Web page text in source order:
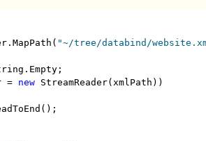
"~/tree/databind/
= new StreamReader(xmlPath))